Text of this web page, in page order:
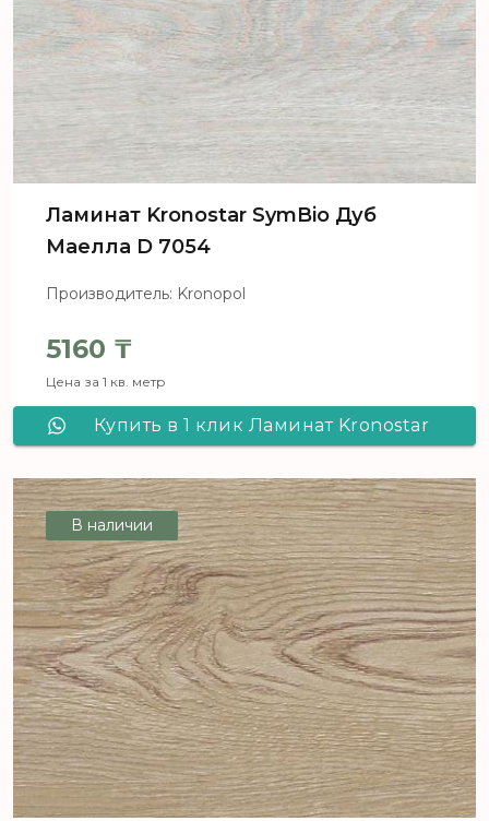
Ламинат Kronostar SymBio Дуб
Маелла D 7054
Производитель: Kronopol
5160 ₸
Цена за 1 кв. метр
Купить в 1 клик Ламинат Kronostar
В наличии